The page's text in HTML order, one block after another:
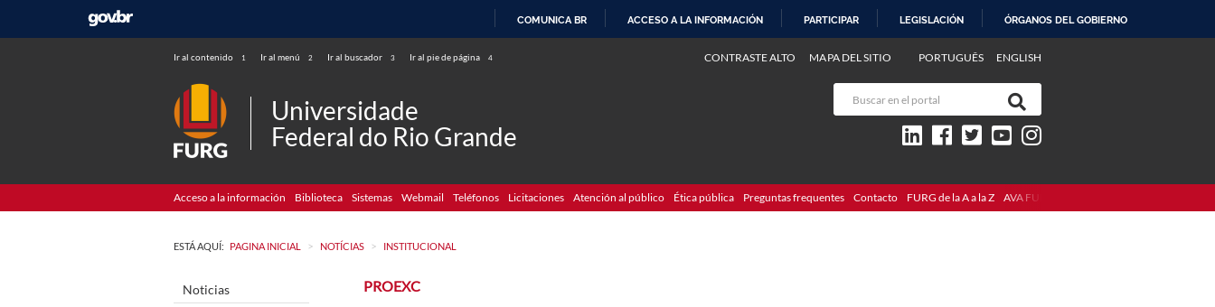
COMUNICA BR ACCESO A LA INFORMACIÓN PARTICIPAR LEGISLACIÓN ÓRGANOS DEL GOBIERNO
Ir al contenido 1 Ir al menú 2 Ir al buscador 3 Ir al pie de página 4 PORTUGUÊS ENGLISH
CONTRASTE ALTO MAPA DEL SITIO
Universidade
Federal do Rio Grande
Acceso a la información Biblioteca Sistemas Webmail Teléfonos Licitaciones Atención al público Ética pública Preguntas frequentes Contacto FURG de la A a la Z AVA FURG
ESTÁ AQUÍ: PAGINA INICIAL > NOTÍCIAS > INSTITUCIONAL
Noticias
PROEXC